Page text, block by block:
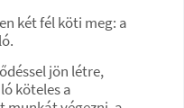
két fél köti meg: a
jön létre,
köteles a